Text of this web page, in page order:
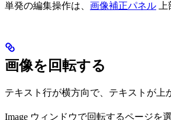
単発の編集操作は、 画像補正パネル
画像を回転する
テキスト行が横方向で、テキストが上
Image ウィンドウで回転するページを